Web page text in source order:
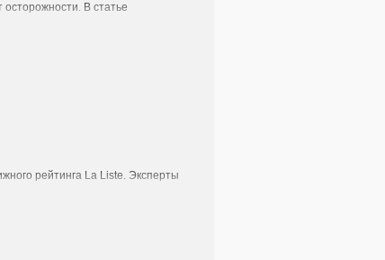
В статье
рейтинга La Liste. Эксперты